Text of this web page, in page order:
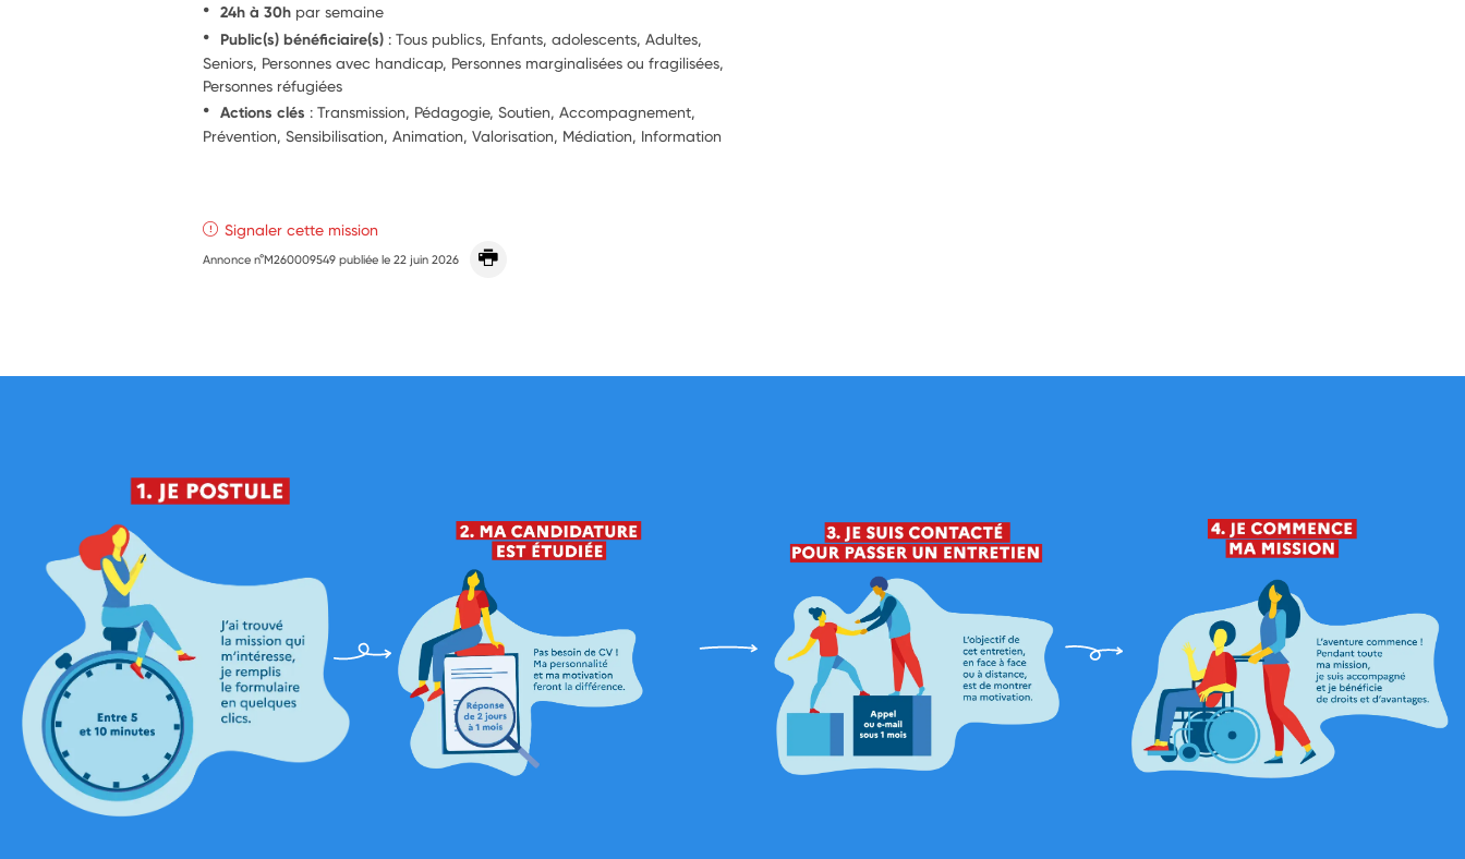
24h à 30h par semaine
Public(s) bénéficiaire(s) : Tous publics, Enfants, adolescents, Adultes,
Seniors, Personnes avec handicap, Personnes marginalisées ou fragilisées,
Personnes réfugiées
Actions clés : Transmission, Pédagogie, Soutien, Accompagnement,
Prévention, Sensibilisation, Animation, Valorisation, Médiation, Information
Signaler cette mission
Annonce n°M260009549 publiée le22 juin 2026